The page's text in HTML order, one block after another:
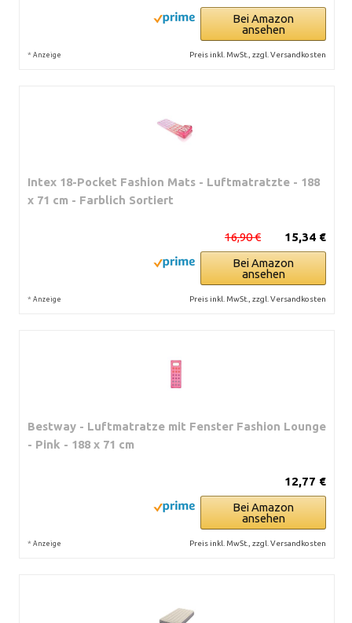
Bei Amazon
ansehen
* Anzeige Preis inkl. MwSt., zzgl. Versandkosten
Intex 18-Pocket Fashion Mats - Luftmatratzte - 188
x 71 cm - Farblich Sortiert
15,34 €
16,90 €
Bei Amazon
ansehen
* Anzeige Preis inkl. MwSt., zzgl. Versandkosten
Bestway - Luftmatratze mit Fenster Fashion Lounge
- Pink - 188 x 71 cm
12,77 €
Bei Amazon
ansehen
* Anzeige Preis inkl. MwSt., zzgl. Versandkosten